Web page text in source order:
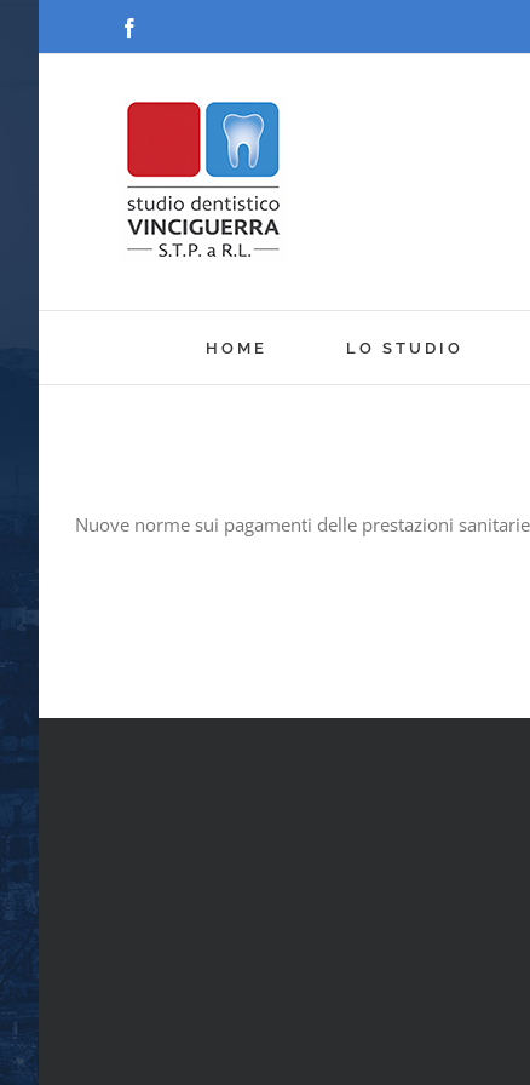
HOME LO STUDIO
Nuove norme sui pagamenti delle prestazioni